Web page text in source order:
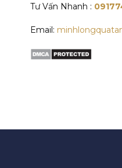
Tư Vấn Nhanh :
Email: